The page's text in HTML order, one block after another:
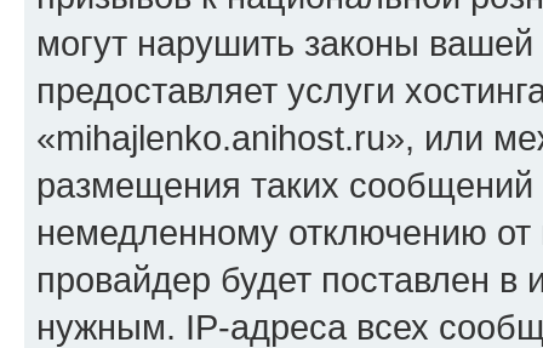
могут нарушить законы
предоставляет услуги
«mihajlenko.anihost.ru», или
размещения таких
немедленному отключению
провайдер будет поставлен в
нужным. IP-адреса всех